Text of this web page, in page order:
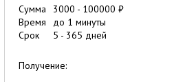
Сумма 3000 - 100000 ₽
Время
до 1 минуты
Срок
5 - 365 дней
Получение: